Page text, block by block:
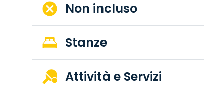
Non incluso
Stanze
Attività e Servizi